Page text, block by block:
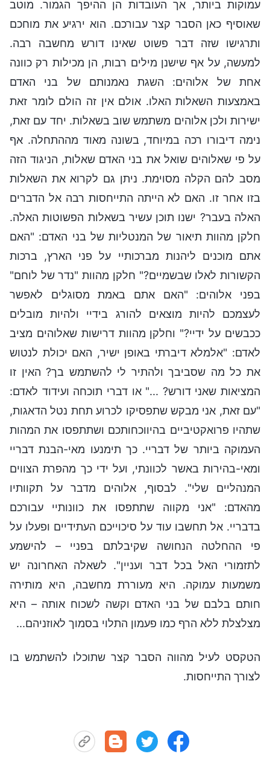
עמוקות ביותר, אך העובדות הן ההיפך הגמור. מוטב
שאוסיף כאן הסבר קצר עבורכם. הוא ירגיע את מוחכם
ותרגישו שזה דבר פשוט שאינו דורש מחשבה רבה.
למעשה, על אף שישנן מילים רבות, הן מכילות רק כוונה
אחת של אלוהים: השגת נאמנותם של בני האדם
באמצעות השאלות האלו. אולם אין זה הולם לומר זאת
ישירות ולכן אלוהים משתמש שוב בשאלות. יחד עם זאת,
נימה דיבורו רכה במיוחד, בשונה מאוד מההתחלה. אף
על פי שאלוהים שואל את בני האדם שאלות, הניגוד הזה
מסב להם הקלה מסוימת. ניתן גם לקרוא את השאלות
בזו אחר זו. האם לא הייתה התייחסות רבה אל הדברים
האלה בעבר? ישנו תוכן עשיר בשאלות הפשוטות האלה.
חלקן מהוות תיאור של המנטליות של בני האדם: "האם
אתם מוכנים ליהנות מברכותיי על פני הארץ, ברכות
הקשורות לאלו שבשמיים?" חלקן מהוות "נדר של לוחם"
בפני אלוהים: "האם אתם באמת מסוגלים לאפשר
לעצמכם להיות מוצאים להורג בידיי ולהיות מובלים
ככבשים על ידיי?" וחלקן מהוות דרישות שאלוהים מציב
לאדם: "אלמלא דיברתי באופן ישיר, האם יכולת לנטוש
את כל מה שסביבך ולהתיר לי להשתמש בך? האין זו
המציאות שאני דורש? ..." או דברי תוכחה ועידוד לאדם:
"עם זאת, אני מבקש שתפסיקו לכרוע תחת נטל הדאגות,
שתהיו פרואקטיביים בהיווכחותכם ושתתפסו את המהות
העמוקה ביותר של דבריי. כך תימנעו מאי-הבנת דבריי
ומאי-בהירות באשר לכוונתי, ועל ידי כך מהפרת הצווים
המנהליים שלי". לבסוף, אלוהים מדבר על תקוותיו
מהאדם: "אני מקווה שתתפסו את כוונותיי עבורכם
בדבריי. אל תחשבו עוד על סיכוייכם העתידיים ופעלו על
פי ההחלטה הנחושה שקיבלתם בפניי – להישמע
לתזמורי האל בכל דבר ועניין". לשאלה האחרונה יש
משמעות עמוקה. היא מעוררת מחשבה, היא מותירה
חותם בלבם של בני האדם וקשה לשכוח אותה – היא
מצלצלת ללא הרף כמו פעמון התלוי בסמוך לאוזניהם...
הטקסט לעיל מהווה הסבר קצר שתוכלו להשתמש בו
לצורך התייחסות.